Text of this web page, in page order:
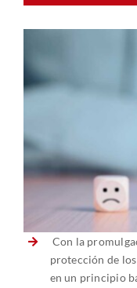
Con la
protección de
en un principio